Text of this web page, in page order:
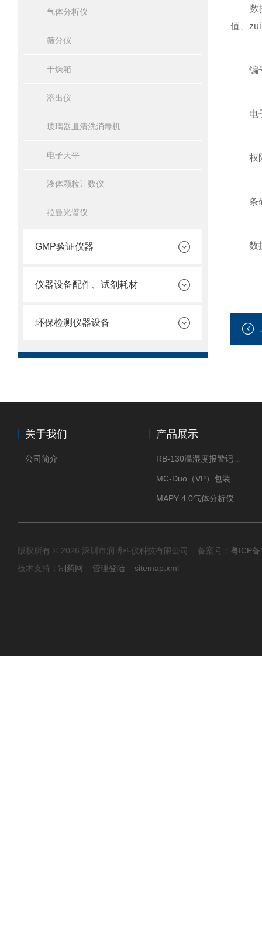
气体分析仪
筛分仪
干燥箱
溶出仪
玻璃器皿清洗消毒机
电子天平
液体颗粒计数仪
拉曼光谱仪
GMP验证仪器
仪器设备配件、试剂耗材
环保检测仪器设备
数据
值、
编号
电子
权限
条码
数据
关于我们
公司简介
产品展示
版权所有 © 2026 深圳市润博科仪科技有限公司 备案号： 粤ICP
技术支持： 制药网 管理登陆 sitemap.xml